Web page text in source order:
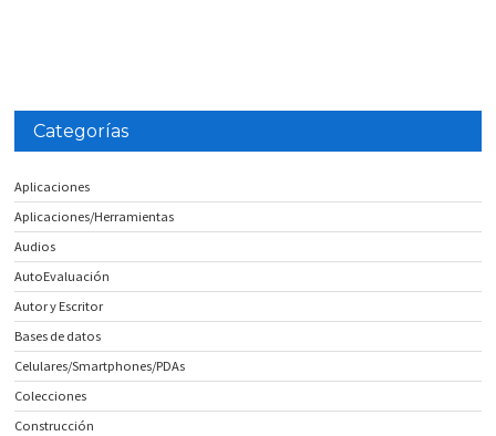
Categorías
Aplicaciones
Aplicaciones/Herramientas
Audios
AutoEvaluación
Autor y Escritor
Bases de datos
Celulares/Smartphones/PDAs
Colecciones
Construcción